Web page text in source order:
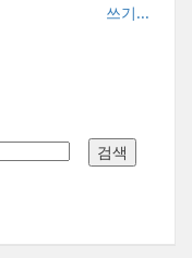
쓰기...